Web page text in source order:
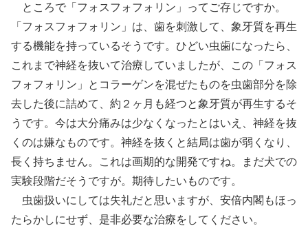
ところで「フォスフォフォリン」ってご存じですか。
「フォスフォフォリン」は、歯を刺激して、象牙質を再生
する機能を持っているそうです。ひどい虫歯になったら、
これまで神経を抜いて治療していましたが、この「フォス
フォフォリン」とコラーゲンを混ぜたものを虫歯部分を除
去した後に詰めて、約２ヶ月も経つと象牙質が再生するそ
うです。今は大分痛みは少なくなったとはいえ、神経を抜
くのは嫌なものです。神経を抜くと結局は歯が弱くなり、
長く持ちません。これは画期的な開発ですね。まだ犬での
実験段階だそうですが。期待したいものです。
虫歯扱いにしては失礼だと思いますが、安倍内閣もほっ
たらかしにせず、是非必要な治療をしてください。